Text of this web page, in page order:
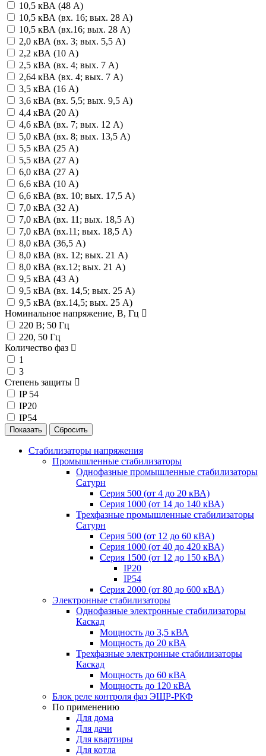
10,5 кВА (48 А)
10,5 кВА (вх. 16; вых. 28 А)
10,5 кВА (вх.16; вых. 28 А)
2,0 кВА (вх. 3; вых. 5,5 А)
2,2 кВА (10 А)
2,5 кВА (вх. 4; вых. 7 А)
2,64 кВА (вх. 4; вых. 7 А)
3,5 кВА (16 А)
3,6 кВА (вх. 5,5; вых. 9,5 А)
4,4 кВА (20 А)
4,6 кВА (вх. 7; вых. 12 А)
5,0 кВА (вх. 8; вых. 13,5 А)
5,5 кВА (25 А)
5,5 кВА (27 А)
6,0 кВА (27 А)
6,6 кВА (10 А)
6,6 кВА (вх. 10; вых. 17,5 А)
7,0 кВА (32 А)
7,0 кВА (вх. 11; вых. 18,5 А)
7,0 кВА (вх.11; вых. 18,5 А)
8,0 кВА (36,5 А)
8,0 кВА (вх. 12; вых. 21 А)
8,0 кВА (вх.12; вых. 21 А)
9,5 кВА (43 А)
9,5 кВА (вх. 14,5; вых. 25 А)
9,5 кВА (вх.14,5; вых. 25 А)
Номинальное напряжение, В, Гц
220 В; 50 Гц
220, 50 Гц
Количество фаз
1
3
Степень защиты
IP 54
IP20
IP54
Стабилизаторы напряжения
Промышленные стабилизаторы
Однофазные промышленные стабилизаторы
Сатурн
Серия 500 (от 4 до 20 кВА)
Серия 1000 (от 14 до 140 кВА)
Трехфазные промышленные стабилизаторы
Сатурн
Cерия 500 (от 12 до 60 кВА)
Серия 1000 (от 40 до 420 кВА)
Серия 1500 (от 12 до 150 кВА)
IP20
IP54
Серия 2000 (от 80 до 600 кВА)
Электронные стабилизаторы
Однофазные электронные стабилизаторы
Каскад
Мощность до 3,5 кВА
Мощность до 20 кВА
Трехфазные электронные стабилизаторы
Каскад
Мощность до 60 кВА
Мощность до 120 кВА
Блок реле контроля фаз ЭЩР-РКФ
По применению
Для дома
Для дачи
Для квартиры
Для котла